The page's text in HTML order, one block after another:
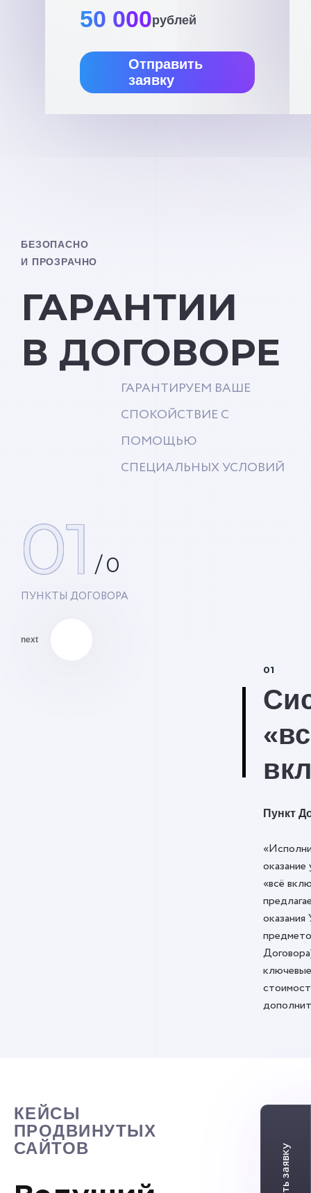
50 000рублей
Отправить
заявку
БЕЗОПАСНО
И ПРОЗРАЧНО
ГАРАНТИИ
В ДОГОВОРЕ
ГАРАНТИРУЕМ ВАШЕ
СПОКОЙСТВИЕ С
ПОМОЩЬЮ
СПЕЦИАЛЬНЫХ УСЛОВИЙ
01 /0
ПУНКТЫ ДОГОВОРА
next
01
Пункт
оказание
«всё
оказания
КЕЙСЫ
ПРОДВИНУТЫХ
САЙТОВ